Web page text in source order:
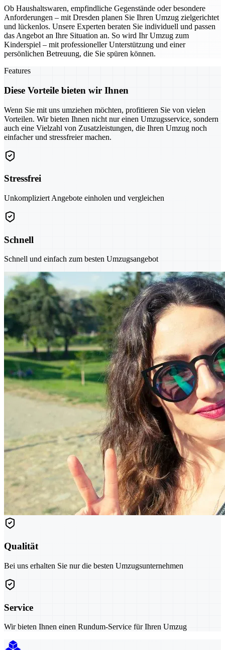
Ob Haushaltswaren, empfindliche Gegenstände oder besondere
Anforderungen – mit Dresden planen Sie Ihren Umzug zielgerichtet
und lückenlos. Unsere Experten beraten Sie individuell und passen
das Angebot an Ihre Situation an. So wird Ihr Umzug zum
Kinderspiel – mit professioneller Unterstützung und einer
persönlichen Betreuung, die Sie spüren können.
Features
Diese Vorteile bieten wir Ihnen
Wenn Sie mit uns umziehen möchten, profitieren Sie von vielen
Vorteilen. Wir bieten Ihnen nicht nur einen Umzugsservice, sondern
auch eine Vielzahl von Zusatzleistungen, die Ihren Umzug noch
einfacher und stressfreier machen.
Stressfrei
Unkompliziert Angebote einholen und vergleichen
Schnell
Schnell und einfach zum besten Umzugsangebot
Qualität
Bei uns erhalten Sie nur die besten Umzugsunternehmen
Service
Wir bieten Ihnen einen Rundum-Service für Ihren Umzug